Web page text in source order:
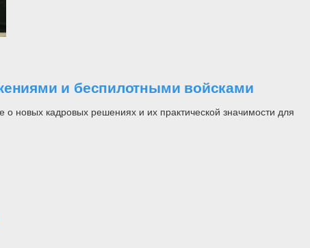
и беспилотными войсками
новых кадровых решениях и их практической значимости для